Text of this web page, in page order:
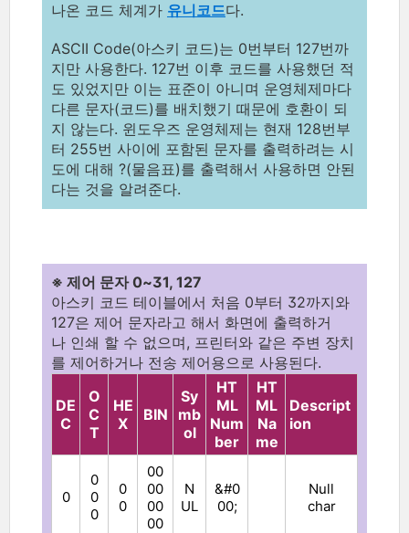
나온 코드 체계가 유니코드다.
ASCII Code(아스키 코드)는 0번부터 127번까
지만 사용한다. 127번 이후 코드를 사용했던 적
도 있었지만 이는 표준이 아니며 운영체제마다
다른 문자(코드)를 배치했기 때문에 호환이 되
지 않는다. 윈도우즈 운영체제는 현재 128번부
터 255번 사이에 포함된 문자를 출력하려는 시
도에 대해 ?(물음표)를 출력해서 사용하면 안된
다는 것을 알려준다.
※ 제어 문자 0~31, 127
아스키 코드 테이블에서 처음 0부터 32까지와
127은 제어 문자라고 해서 화면에 출력하거
나 인쇄 할 수 없으며, 프린터와 같은 주변 장치
를 제어하거나 전송 제어용으로 사용된다.
DE
C
O
C
T
HE
X
BIN
Sy
mb
ol
HT
ML
Num
ber
HT
ML
Na
me
Descript
ion
0
0
0
0
0
0
00
00
00
00
N
UL
&#0
00;
Null
char